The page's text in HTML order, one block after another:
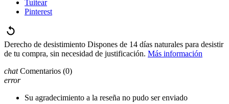
Tuitear
Pinterest
Derecho de desistimiento Dispones de 14 días naturales para desistir
de tu compra, sin necesidad de justificación. Más información
chat Comentarios (0)
error
Su agradecimiento a la reseña no pudo ser enviado